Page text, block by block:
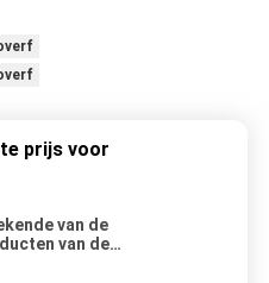
prijs voor
van de
van de